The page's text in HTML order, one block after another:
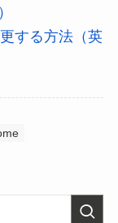
する方法（英